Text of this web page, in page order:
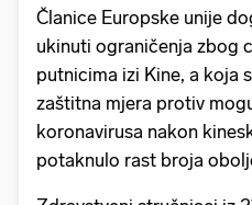
Članice Europske unije
ukinuti ograničenja zbog
putnicima izi Kine, a koja
zaštitna mjera protiv
koronavirusa nakon
potaknulo rast broja